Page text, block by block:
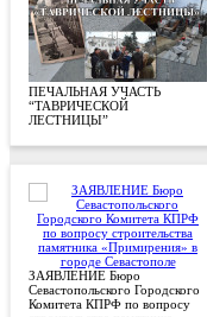
ПЕЧАЛЬНАЯ УЧАСТЬ
“ТАВРИЧЕСКОЙ
ЛЕСТНИЦЫ”
ЗАЯВЛЕНИЕ Бюро
Севастопольского Городского
Комитета КПРФ по вопросу